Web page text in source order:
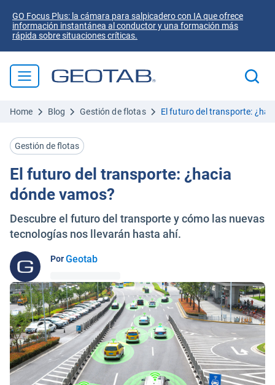
GO Focus Plus: la cámara para salpicadero con IA que ofrece
información instantánea al conductor y una formación más
rápida sobre situaciones críticas.
Home Blog Gestión de flotas El futuro del transporte:
Gestión de flotas
El futuro del transporte: ¿hacia
dónde vamos?
Descubre el futuro del transporte y cómo las nuevas
tecnologías nos llevarán hasta ahí.
PorGeotab